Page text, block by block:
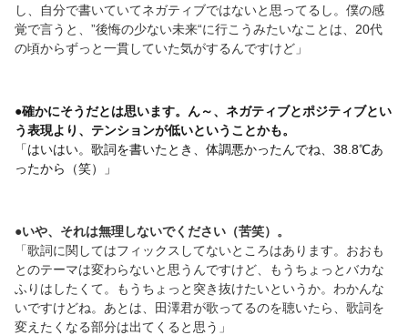
し、自分で書いていてネガティブではないと思ってるし。僕の感
覚で言うと、”後悔の少ない未来“に行こうみたいなことは、20代
の頃からずっと一貫していた気がするんですけど」
●確かにそうだとは思います。ん～、ネガティブとポジティブとい
う表現より、テンションが低いということかも。
「はいはい。歌詞を書いたとき、体調悪かったんでね、38.8℃あ
ったから（笑）」
●いや、それは無理しないでください（苦笑）。
「歌詞に関してはフィックスしてないところはあります。おおも
とのテーマは変わらないと思うんですけど、もうちょっとバカな
ふりはしたくて。もうちょっと突き抜けたいというか。わかんな
いですけどね。あとは、田澤君が歌ってるのを聴いたら、歌詞を
変えたくなる部分は出てくると思う」